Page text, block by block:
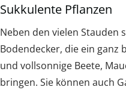
Sukkulente Pflanzen
Neben den vielen Stauden
Bodendecker, die ein ganz
und vollsonnige Beete,
bringen. Sie können auch